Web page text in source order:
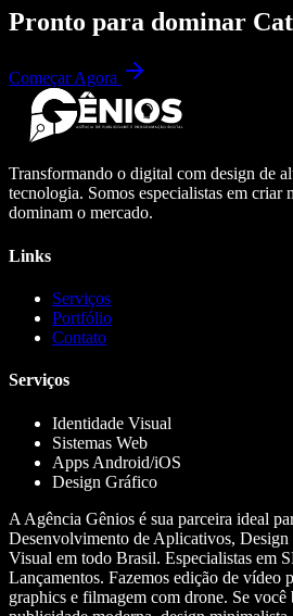
Pronto para dominar
Começar Agora
Transformando o digital com design de
tecnologia. Somos especialistas em criar
dominam o mercado.
Links
Serviços
Portfólio
Contato
Serviços
Identidade Visual
Sistemas Web
Apps Android/iOS
Design Gráfico
A Agência Gênios é sua parceira ideal
Desenvolvimento de Aplicativos, Design
Visual em todo Brasil. Especialistas em
Lançamentos. Fazemos edição de vídeo
graphics e filmagem com drone. Se você